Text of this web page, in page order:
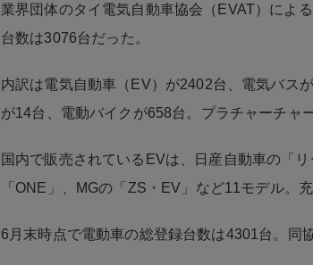
業界団体のタイ電気自動車協会（EVAT）によ
台数は3076台だった。
内訳は電気自動車（EV）が2402台、電気バス
が14台、電動バイクが658台。プラチャーチャ
国内で販売されているEVは、日産自動車の「
「ONE」、MGの「ZS・EV」など11モデル。
6月末時点で電動車の総登録台数は4301台。同